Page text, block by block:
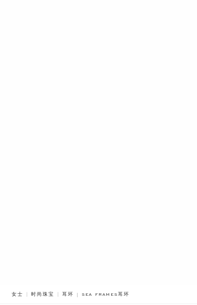
女士 时尚珠宝 耳环 BREADCRUMB.ADA.LABEL.CURRENT
SEA FRAMES耳环